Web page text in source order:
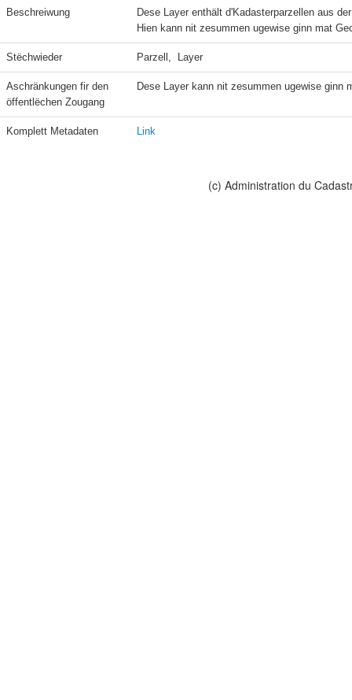
Beschreiwung
Dese Layer enthält d'Kadasterparzellen aus
Hien kann nit zesummen ugewise ginn mat
Stëchwieder Parzell,  Layer
Aschränkungen fir den
öffentlëchen Zougang
Dese Layer kann nit zesummen ugewise ginn
Komplett Metadaten Link
(c) Administration du